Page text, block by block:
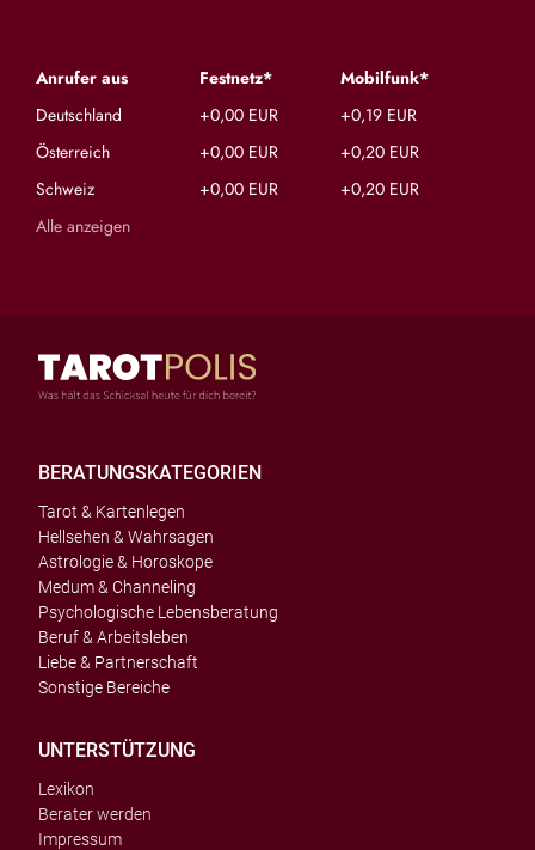
Anrufer aus Festnetz*
Mobilfunk*
Deutschland
+0,00 EUR
+0,19 EUR
Österreich
+0,00 EUR
+0,20 EUR
Schweiz
+0,00 EUR
+0,20 EUR
Alle anzeigen
BERATUNGSKATEGORIEN
Tarot & Kartenlegen
Hellsehen & Wahrsagen
Astrologie & Horoskope
Medum & Channeling
Psychologische Lebensberatung
Beruf & Arbeitsleben
Liebe & Partnerschaft
Sonstige Bereiche
UNTERSTÜTZUNG
Lexikon
Berater werden
Impressum